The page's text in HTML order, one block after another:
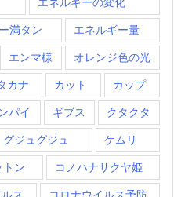
満タン エネルギー量
エンマ様 オレンジ色の光
カナ カット カップ
パイ ギブス クタクタ
グジュグジュ ケムリ
トン コノハナサクヤ姫
ス コロナウイルス予防